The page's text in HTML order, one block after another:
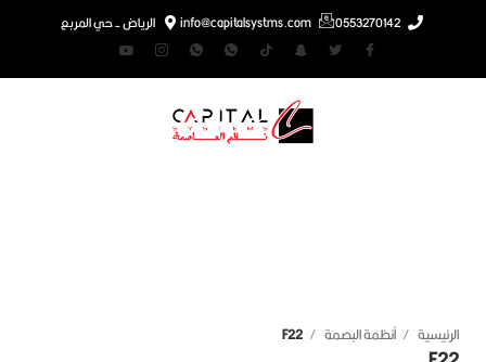
0553270142
info@capitalsystms.com الرياض - حي المربع
أنظمة البصمة F22